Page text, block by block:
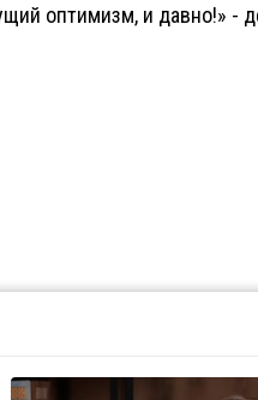
оптимизм, и давно!» -